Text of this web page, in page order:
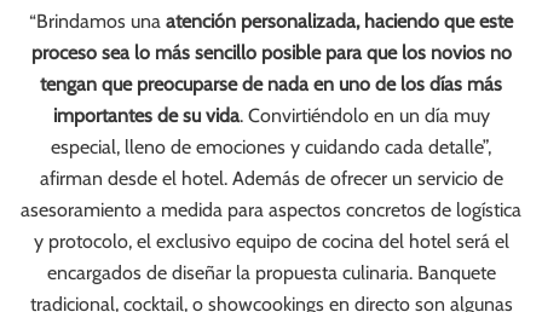
“Brindamos una atención personalizada, haciendo que este
proceso sea lo más sencillo posible para que los novios no
tengan que preocuparse de nada en uno de los días más
importantes de su vida. Convirtiéndolo en un día muy
especial, lleno de emociones y cuidando cada detalle”,
afirman desde el hotel. Además de ofrecer un servicio de
asesoramiento a medida para aspectos concretos de logística
y protocolo, el exclusivo equipo de cocina del hotel será el
encargados de diseñar la propuesta culinaria. Banquete
tradicional, cocktail, o showcookings en directo son algunas